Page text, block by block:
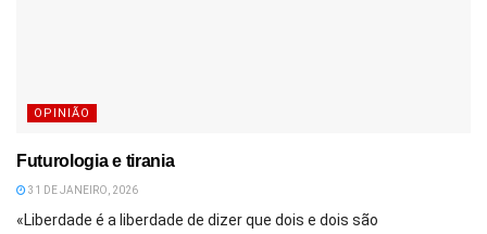
OPINIÃO
Futurologia e tirania
31 DE JANEIRO, 2026
«Liberdade é a liberdade de dizer que dois e dois são